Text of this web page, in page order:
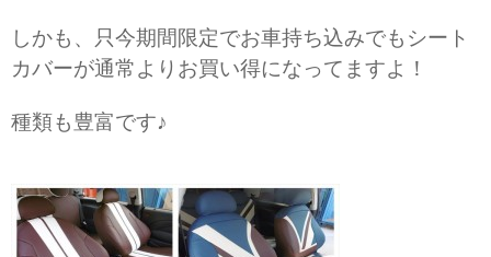
しかも、只今期間限定でお車持ち込みでもシート
カバーが通常よりお買い得になってますよ！
種類も豊富です♪